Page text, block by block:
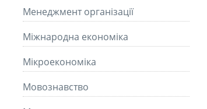
Менеджмент організації
Міжнародна економіка
Мікроекономіка
Мовознавство